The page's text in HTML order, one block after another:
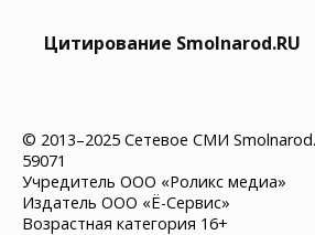
Цитирование Smolnarod.RU
© 2013–2025 Сетевое СМИ
59071
Учредитель ООО «Роликс медиа»
Издатель ООО «Ё-Сервис»
Возрастная категория 16+